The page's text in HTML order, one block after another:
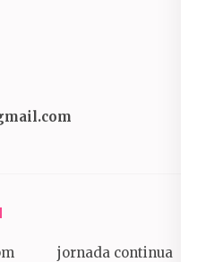
6pm jornada continua